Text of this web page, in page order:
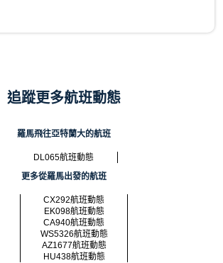
追蹤更多航班動態
羅馬飛往亞特蘭大的航班
DL065航班動態
更多從羅馬出發的航班
CX292航班動態
EK098航班動態
CA940航班動態
WS5326航班動態
AZ1677航班動態
HU438航班動態